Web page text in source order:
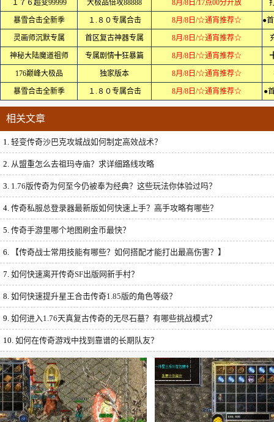
１７６超变99999 大极品倍攻88888 8月/8日/17点00分开放
暴雪合击全新季 １.８０专属合击 8月/8日/☆通宵推荐☆
灵画师沉默专属 首区复古神器专属 8月/8日/☆通宵推荐☆
神秘大陆魔道祖师 专属剧情╋狂暴篇 8月/8日/☆通宵推荐☆
176巅峰大极品 独家版本 8月/8日/☆通宵推荐☆
暴雪合击全新季 １.８０专属合击 8月/8日/☆通宵推荐☆ ●
相关文章
1. 轻变传奇沙巴克攻城战如何制定高效战术？
2. 从盟重怎么去祖玛寺庙？求详细路线攻略
3. 1.76版传奇为何至今仍被奉为经典？这些玩法你体验过吗？
4. 传奇私服总登录器最新版如何快速上手？高手攻略有哪些？
5. 传奇手游里哪个地图刷金币最快？
6. 【传奇战士常用技能有哪些？如何搭配才能打出最高伤害？】
7. 如何快速离开传奇SF出版网新手村？
8. 如何快速提升星王合击传奇1.85版的角色等级？
9. 如何进入1.76天真复古传奇的无尽石墓？有哪些挑战模式？
10. 如何在传奇游戏中找到靠谱的长期队友？